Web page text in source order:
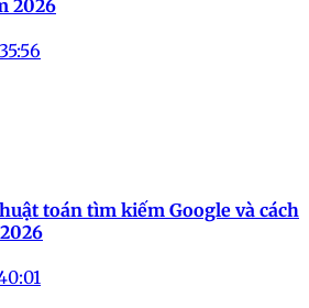
2026
toán tìm kiếm Google và cách